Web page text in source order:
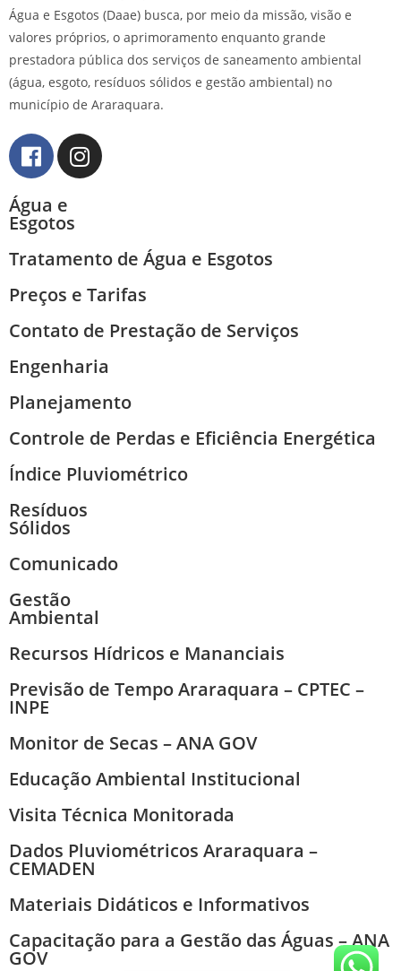
Água e Esgotos (Daae) busca, por meio da missão, visão e
valores próprios, o aprimoramento enquanto grande
prestadora pública dos serviços de saneamento ambiental
(água, esgoto, resíduos sólidos e gestão ambiental) no
município de Araraquara.
Água e
Esgotos
Tratamento de Água e Esgotos
Preços e Tarifas
Contato de Prestação de Serviços
Engenharia
Planejamento
Controle de Perdas e Eficiência Energética
Índice Pluviométrico
Resíduos
Sólidos
Comunicado
Gestão
Ambiental
Recursos Hídricos e Mananciais
Previsão de Tempo Araraquara – CPTEC –
INPE
Monitor de Secas – ANA GOV
Educação Ambiental Institucional
Visita Técnica Monitorada
Dados Pluviométricos Araraquara –
CEMADEN
Materiais Didáticos e Informativos
Capacitação para a Gestão das Águas – ANA
GOV